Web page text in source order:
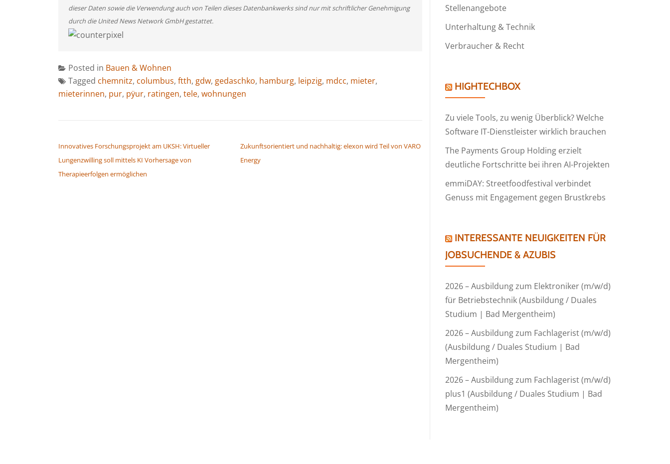
dieser Daten sowie die Verwendung auch von Teilen dieses Datenbankwerks sind nur mit schriftlicher Genehmigung
durch die United News Network GmbH gestattet.
Posted in Bauen & Wohnen
Tagged chemnitz, columbus, ftth, gdw, gedaschko, hamburg, leipzig, mdcc, mieter,
mieterinnen, pur, pÿur, ratingen, tele, wohnungen
Innovatives Forschungsprojekt am UKSH: Virtueller
Lungenzwilling soll mittels KI Vorhersage von
Therapieerfolgen ermöglichen
Zukunftsorientiert und nachhaltig: elexon wird Teil von VARO
Energy
Stellenangebote
Unterhaltung & Technik
Verbraucher & Recht
HIGHTECHBOX
Zu viele Tools, zu wenig Überblick? Welche
Software IT-Dienstleister wirklich brauchen
The Payments Group Holding erzielt
deutliche Fortschritte bei ihren AI-Projekten
emmiDAY: Streetfoodfestival verbindet
Genuss mit Engagement gegen Brustkrebs
INTERESSANTE NEUIGKEITEN FÜR
JOBSUCHENDE & AZUBIS
2026 – Ausbildung zum Elektroniker (m/w/d)
für Betriebstechnik (Ausbildung / Duales
Studium | Bad Mergentheim)
2026 – Ausbildung zum Fachlagerist (m/w/d)
(Ausbildung / Duales Studium | Bad
Mergentheim)
2026 – Ausbildung zum Fachlagerist (m/w/d)
plus1 (Ausbildung / Duales Studium | Bad
Mergentheim)